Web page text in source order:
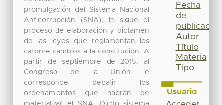
promulgación del Sistema Nacional
Anticorrupción (SNA), le sigue el
proceso de elaboración y dictamen
de las leyes que reglamentan los
catorce cambios a la constitución. A
partir de septiembre de 2015, al
Congreso de la Unión le
corresponde debatir los
ordenamientos que habrán de
materializar el SNA. Dicho sistema
Fecha
de
publicación
Autor
Título
Materia
Tipo
Usuario